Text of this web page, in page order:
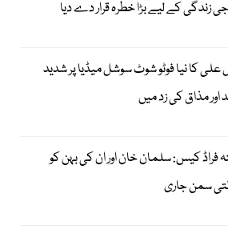
زندگی کے لیے بڑا خطرہ قرار دے دیا
کا نیا فوٹو شوٹ سوشل میڈیا پر شدید
اور مذاق کی زد میں
فراڈ کیس: سلمان خان اور ان کی بہن کو
سمن جاری